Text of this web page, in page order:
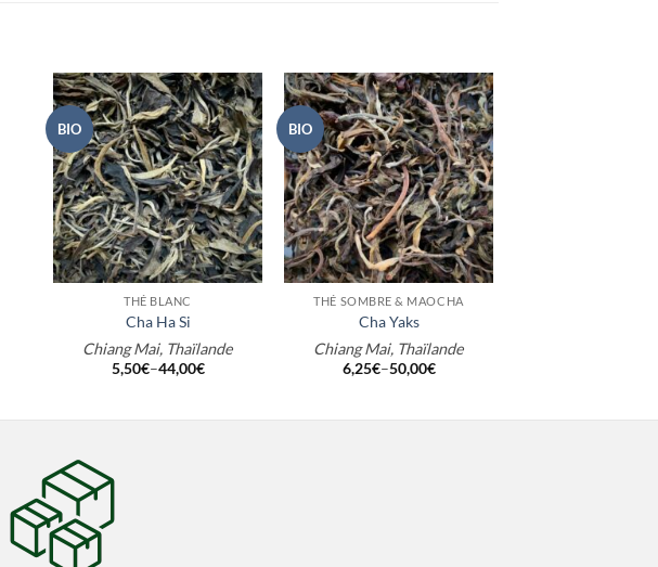
BIO
+
THÉ BLANC
Cha Ha Si
Chiang Mai, Thaïlande
5,50€–44,00€
BIO
+
THÉ SOMBRE & MAOCHA
Cha Yaks
Chiang Mai, Thaïlande
6,25€–50,00€